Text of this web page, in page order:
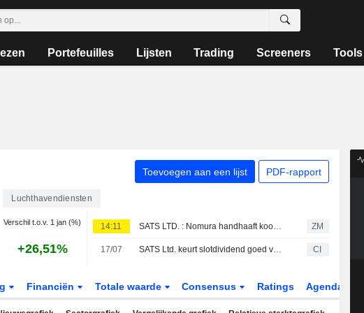
Portefeuilles Lijsten Trading Screeners Tools
Toevoegen aan een lijst PDF-rapport
Luchthavendiensten
Verschil t.o.v. 1 jan (%)
+26,51%
14:11 SATS LTD. : Nomura handhaaft koopadvies ZM
17/07 SATS Ltd. keurt slotdividend goed voor het boekjaar eindigend op 31 maart 2026 CI
Financiën Totale waarde Consensus Ratings Agenda